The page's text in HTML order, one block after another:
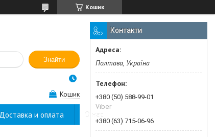
Кошик
Знайти
Кошик
Доставка и оплата О нас
Контакти
Полтава, Україна
+380 (50) 588-99-01
Viber
+380 (63) 715-06-96